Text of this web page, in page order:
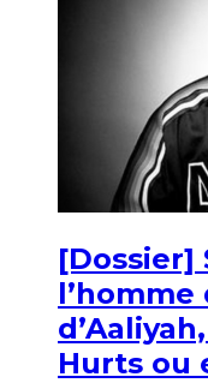
[Dossier]
Hurts ou